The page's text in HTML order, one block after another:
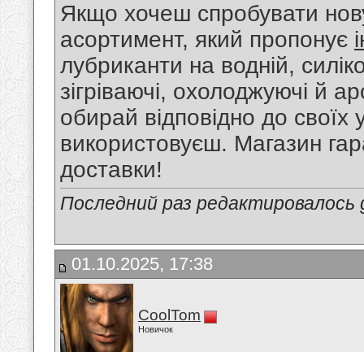
Якщо хочеш спробувати
асортимент, який пропонує
лубриканти на водній,
зігріваючі, охолоджуючі й
обирай відповідно до своїх
використовуєш. Магазин
доставки!
Последний раз редактировалось
01.10.2025, 17:38
CoolTom
Новичок